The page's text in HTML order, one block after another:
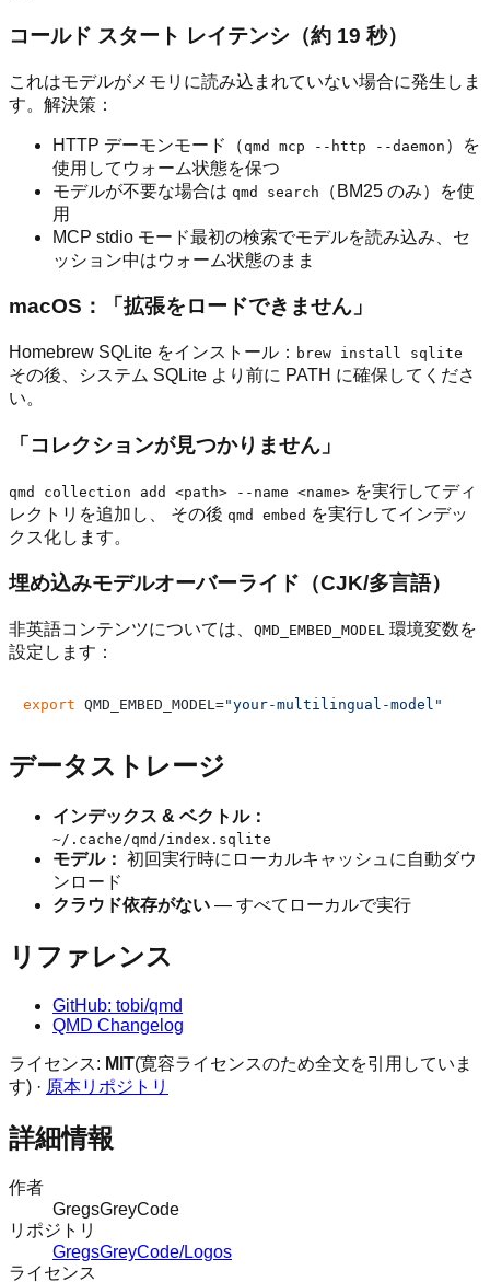
コールド スタート レイテンシ（約 19 秒）
これはモデルがメモリに読み込まれていない場合に発生しま
す。解決策：
HTTP デーモンモード（ qmd mcp --http --daemon ）を
使用してウォーム状態を保つ
モデルが不要な場合は qmd search
（BM25 のみ）を使
用
MCP stdio モード最初の検索でモデルを読み込み、セ
ッション中はウォーム状態のまま
macOS：「拡張をロードできません」
Homebrew SQLite をインストール： brew install sqlite
その後、システム SQLite より前に PATH に確保してくださ
い。
「コレクションが見つかりません」
qmd collection add <path> --name <name> を実行してディ
レクトリを追加し、 その後 qmd embed を実行してインデッ
クス化します。
埋め込みモデルオーバーライド（CJK/多言語）
非英語コンテンツについては、 QMD_EMBED_MODEL 環境変数を
設定します：
export QMD_EMBED_MODEL="your-multilingual-model"
データストレージ
インデックス & ベクトル：
~/.cache/qmd/index.sqlite
モデル： 初回実行時にローカルキャッシュに自動ダウ
ンロード
クラウド依存がない — すべてローカルで実行
リファレンス
GitHub: tobi/qmd
QMD Changelog
ライセンス: MIT(寛容ライセンスのため全文を引用していま
す) · 原本リポジトリ
詳細情報
作者
GregsGreyCode
リポジトリ
GregsGreyCode/Logos
ライセンス